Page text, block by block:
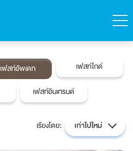
สั่งซื้อสินค้า
English
เฟสท์อัพเดท
เฟสท์ไกด์
เฟสท์อินเทรนด์
เรียงโดย: เก่าไปใหม่